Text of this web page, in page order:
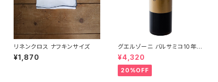
リネンクロス ナフキンサイズ
¥1,870
グエルゾーニ バルサミコ10年熟
成
¥4,320
20%OFF